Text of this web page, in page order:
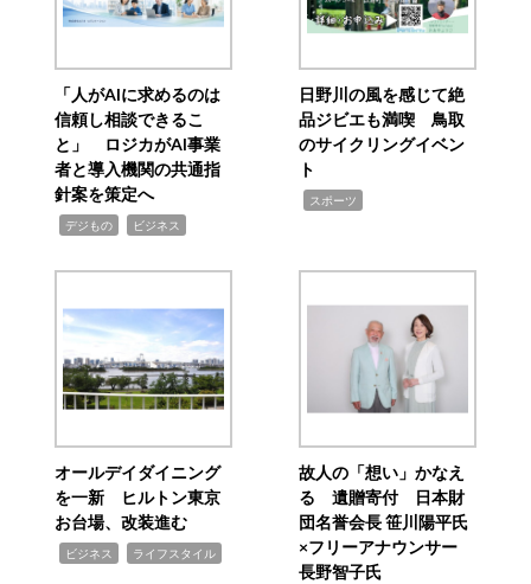
「人がAIに求めるのは
信頼し相談できるこ
と」 ロジカがAI事業
者と導入機関の共通指
針案を策定へ
デジもの ビジネス
日野川の風を感じて絶
品ジビエも満喫 鳥取
のサイクリングイベン
ト
スポーツ
オールデイダイニング
を一新 ヒルトン東京
お台場、改装進む
ビジネス ライフスタイル
故人の「想い」かなえ
る 遺贈寄付 日本財
団名誉会長 笹川陽平氏
×フリーアナウンサー
長野智子氏